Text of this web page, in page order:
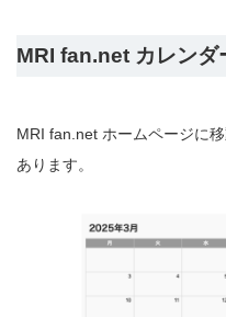
MRI fan.net カレンダ
MRI fan.net ホームページに
あります。